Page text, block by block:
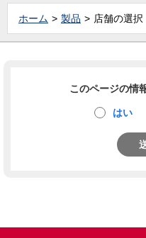
ホーム 製品 店舗の選択
このページの情
はい